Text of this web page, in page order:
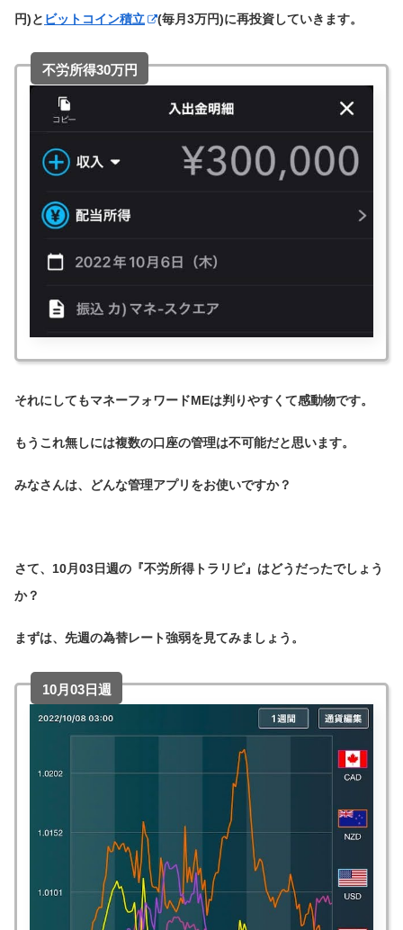
円)と ビットコイン積立 (毎月3万円)に再投資していきます。
不労所得30万円
それにしてもマネーフォワードMEは判りやすくて感動物です。
もうこれ無しには複数の口座の管理は不可能だと思います。
みなさんは、どんな管理アプリをお使いですか？
さて、10月03日週の『不労所得トラリピ』はどうだったでしょう
か？
まずは、先週の為替レート強弱を見てみましょう。
10月03日週